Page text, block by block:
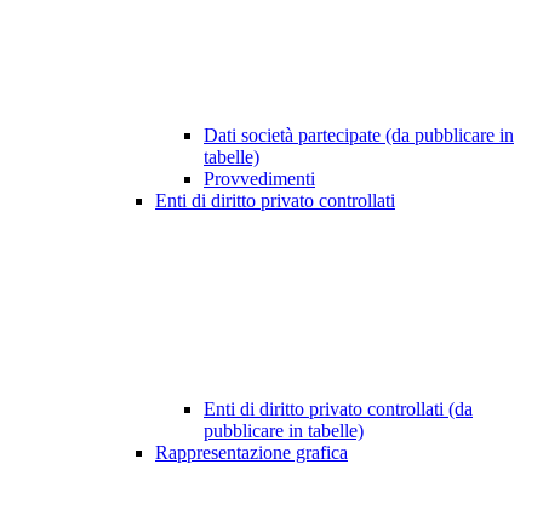
Dati società partecipate (da pubblicare in
tabelle)
Provvedimenti
Enti di diritto privato controllati
Enti di diritto privato controllati (da
pubblicare in tabelle)
Rappresentazione grafica